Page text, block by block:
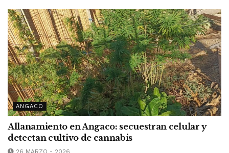
ANGACO
Allanamiento en Angaco: secuestran celular y
detectan cultivo de cannabis
26 MARZO - 2026